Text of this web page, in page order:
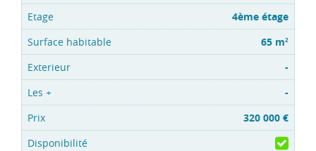
4ème étage
65 m2
-
-
320 000 €